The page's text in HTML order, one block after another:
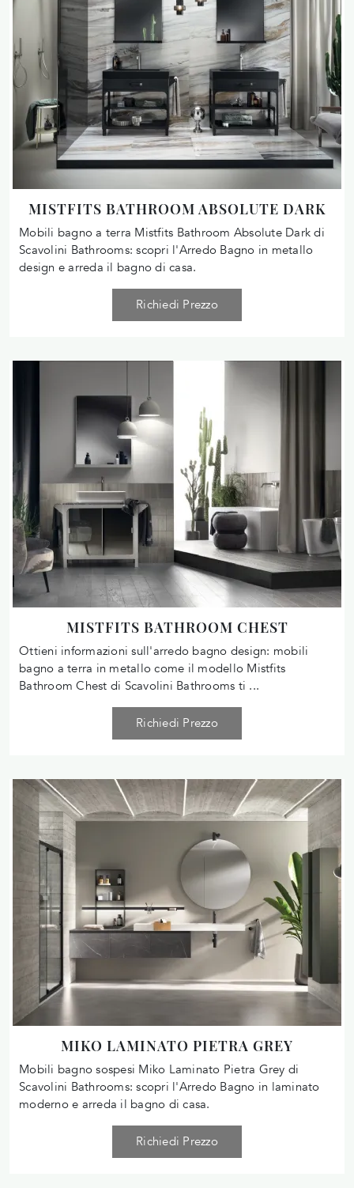
MISTFITS BATHROOM ABSOLUTE DARK
Mobili bagno a terra Mistfits Bathroom Absolute Dark di
Scavolini Bathrooms: scopri l'Arredo Bagno in metallo
design e arreda il bagno di casa.
Richiedi Prezzo
MISTFITS BATHROOM CHEST
Ottieni informazioni sull'arredo bagno design: mobili
bagno a terra in metallo come il modello Mistfits
Bathroom Chest di Scavolini Bathrooms ti ...
Richiedi Prezzo
MIKO LAMINATO PIETRA GREY
Mobili bagno sospesi Miko Laminato Pietra Grey di
Scavolini Bathrooms: scopri l'Arredo Bagno in laminato
moderno e arreda il bagno di casa.
Richiedi Prezzo